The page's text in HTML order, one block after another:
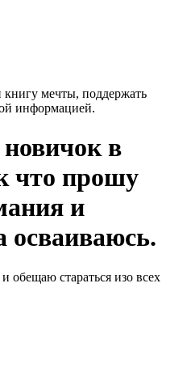
книгу мечты, поддержать
информацией.
в
что прошу
и
осваиваюсь.
обещаю стараться изо всех